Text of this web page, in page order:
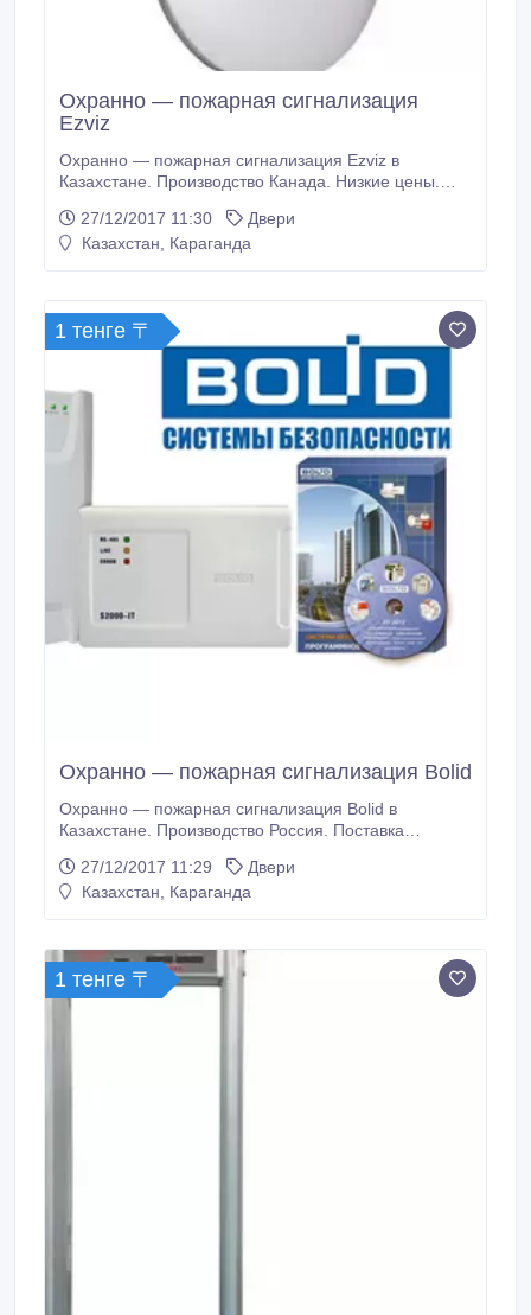
Охранно — пожарная сигнализация
Ezviz
Охранно — пожарная сигнализация Ezviz в
Казахстане. Производство Канада. Низкие цены.
организациям скидки..
27/12/2017 11:30
Двери
Казахстан, Караганда
1 тенге 〒
Охранно — пожарная сигнализация Bolid
Охранно — пожарная сигнализация Bolid в
Казахстане. Производство Россия. Поставка
ассортимент. Оптовикам и монтажным
организациям скидки..
27/12/2017 11:29
Двери
Казахстан, Караганда
1 тенге 〒